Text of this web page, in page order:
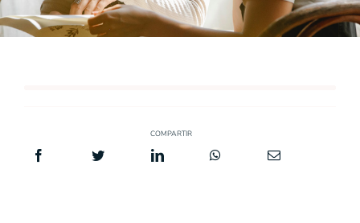
COMPARTIR